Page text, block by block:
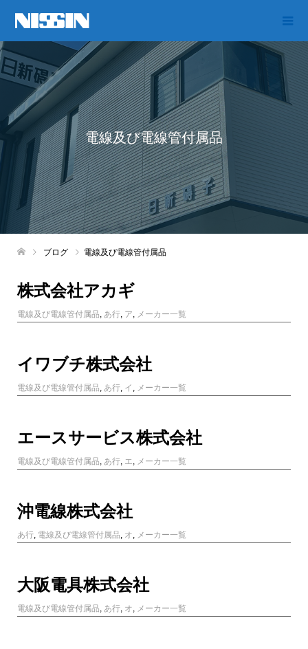
電線及び電線管付属品
ブログ 電線及び電線管付属品
株式会社アカギ
電線及び電線管付属品, あ行, ア, メーカー一覧
イワブチ株式会社
電線及び電線管付属品, あ行, イ , メーカー一覧
エースサービス株式会社
電線及び電線管付属品, あ行, エ, メーカー一覧
沖電線株式会社
あ行, 電線及び電線管付属品, オ, メーカー一覧
大阪電具株式会社
電線及び電線管付属品, あ行, オ, メーカー一覧